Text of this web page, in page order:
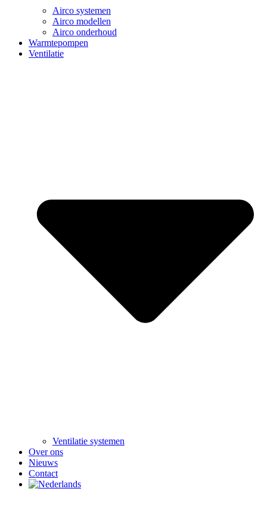
Airco systemen
Airco modellen
Airco onderhoud
Warmtepompen
Ventilatie
Ventilatie systemen
Over ons
Nieuws
Contact